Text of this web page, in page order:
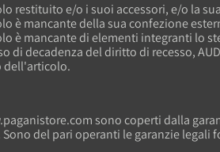
restituito e/o i suoi accessori, e/o la
è mancante della sua confezione
è mancante di elementi integranti lo
di decadenza del diritto di recesso,
dell'articolo.
sono coperti dalla
del pari operanti le garanzie legali